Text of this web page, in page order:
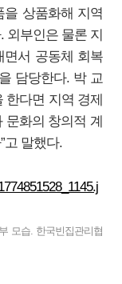
을 상품화해 지역
외부인은 물론 지
면서 공동체 회복
담당한다. 박 교
한다면 지역 경제
문화의 창의적 계
고 말했다.
모습. 한국빈집관리협